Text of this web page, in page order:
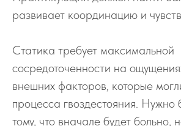
развивает координацию и
Статика требует максимальной
сосредоточенности на
внешних факторов, которые
процесса гвоздестояния. Нужно
тому, что вначале будет больно,